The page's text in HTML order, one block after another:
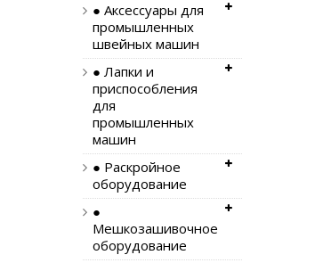
● Аксессуары для
промышленных
швейных машин
● Лапки и
приспособления
для
промышленных
машин
● Раскройное
оборудование
●
Мешкозашивочное
оборудование